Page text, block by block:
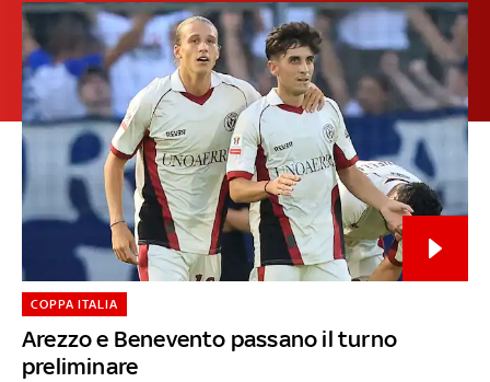
Arezzo e Benevento passano il turno
preliminare
COPPA ITALIA